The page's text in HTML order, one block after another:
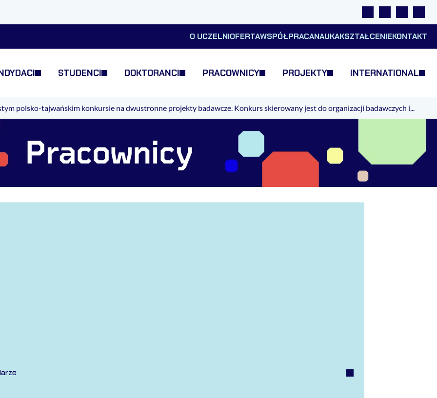
Linki Wyszukiwarka
Tłumacz
O UCZELNIOFERTAWSPÓŁPRACANAUKAKSZTAŁCENIEKONTAKT
STUDENCI DOKTORANCI PRACOWNICY PROJEKTY INTERNATIONAL
polsko-tajwańskim konkursie na dwustronne projekty badawcze. Konkurs skierowany jest do organizacji badawczych i...